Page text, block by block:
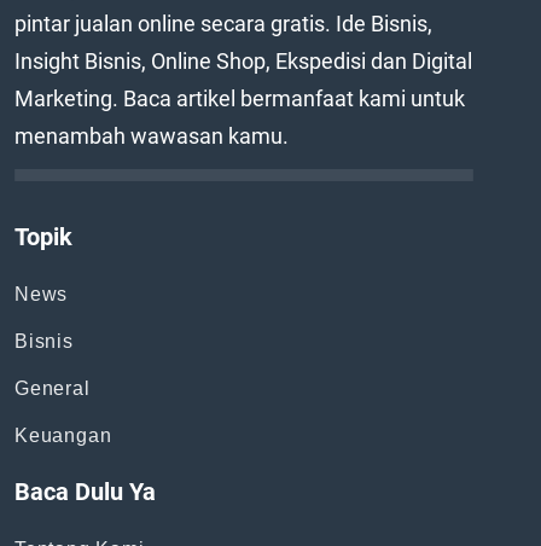
pintar jualan online secara gratis. Ide Bisnis,
Insight Bisnis, Online Shop, Ekspedisi dan Digital
Marketing. Baca artikel bermanfaat kami untuk
menambah wawasan kamu.